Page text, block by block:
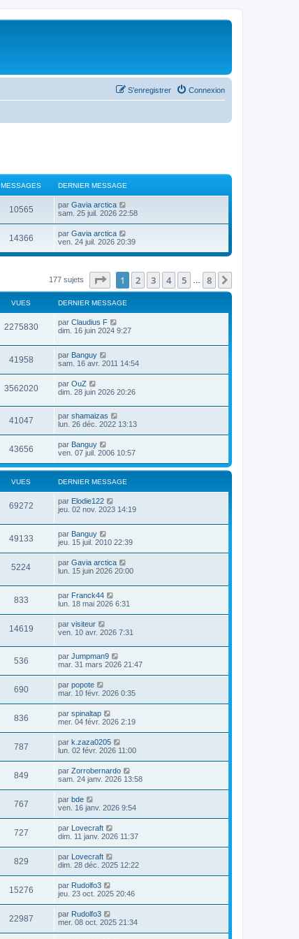
Connexion
S’enregistrer
MESSAGES DERNIER MESSAGE
10565 par Gavia arctica
o
l
e
d
r
i
r
m
s
a
e
sam. 25 juil. 2026 22:58
14366 par Gavia arctica
o
r
e
e
n
r
s
a
e
ven. 24 juil. 2026 20:39
177 sujets Page sur8
1 2 3 4 5 8
VUES DERNIER MESSAGE
2275830 par Claudius F
dim. 16 juin 2024 9:27
41958 par Banguy
sam. 16 avr. 2011 14:54
3562020 par OuZ
dim. 28 juin 2026 20:26
41047 par shamaizas
lun. 26 déc. 2022 13:13
43656 par Banguy
ven. 07 juil. 2006 10:57
VUES DERNIER MESSAGE
69272 par Elodie122
jeu. 02 nov. 2023 14:19
49133 par Banguy
jeu. 15 juil. 2010 22:39
5224 par Gavia arctica
lun. 15 juin 2026 20:00
833 par Franck44
lun. 18 mai 2026 6:31
14619 par visiteur
ven. 10 avr. 2026 7:31
536 par Jumpman9
mar. 31 mars 2026 21:47
690 par popote
mar. 10 févr. 2026 0:35
836 par spinaltap
mer. 04 févr. 2026 2:19
787 par k.zaza0205
lun. 02 févr. 2026 11:00
849 par Zorrobernardo
sam. 24 janv. 2026 13:58
767 par bde
ven. 16 janv. 2026 9:54
727 par
Lovecraft
dim. 11 janv. 2026 11:37
829 par
Lovecraft
dim. 28 déc. 2025 12:22
15276 par Rudolfo3
jeu. 23 oct. 2025 20:46
22987 par Rudolfo3
mer. 08 oct. 2025 21:34